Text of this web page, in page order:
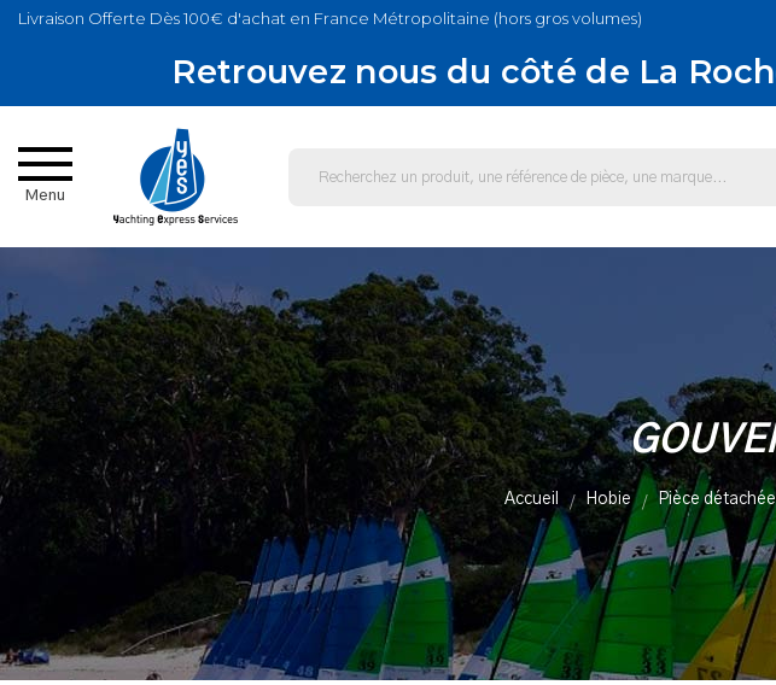
Livraison Offerte Dès 100€ d'achat en France Métropolitaine (hors gros volumes)
Retrouvez nous du côté de La
Menu
Accueil Hobie Pièce